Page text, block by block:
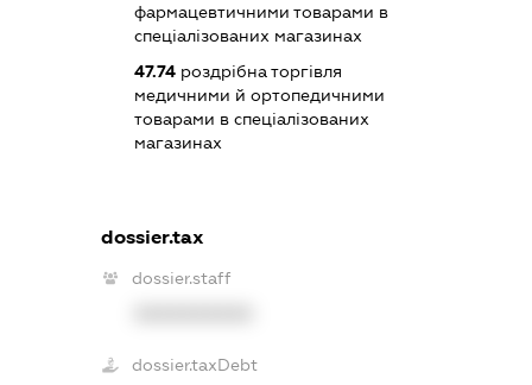
фармацевтичними товарами в
спеціалізованих магазинах
47.74 роздрібна торгівля
медичними й ортопедичними
товарами в спеціалізованих
магазинах
dossier.tax
dossier.staff
dossier.taxDebt